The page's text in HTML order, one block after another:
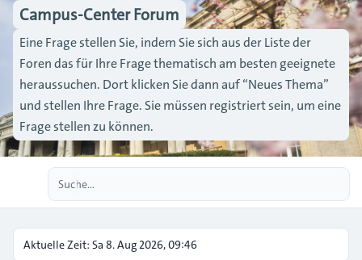
Campus-Center Forum
Eine Frage stellen Sie, indem Sie sich aus der Liste der
Foren das für Ihre Frage thematisch am besten geeignete
heraussuchen. Dort klicken Sie dann auf “Neues Thema”
und stellen Ihre Frage. Sie müssen registriert sein, um eine
Frage stellen zu können.
Aktuelle Zeit: Sa 8. Aug 2026, 09:46